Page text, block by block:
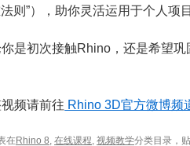
则”），助你灵活运用于个人项
是初次接触Rhino，还是希望
频请前往 Rhino 3D官方微博频
在Rhino 8, 在线课程, 视频教学分类目录，